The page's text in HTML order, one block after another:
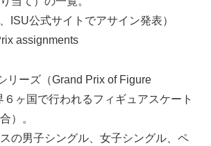
ISU公式サイトでアサイン発表）
assignments
リーズ（Grand Prix of Figure
ヶ国で行われるフィギュアスケート
）。
の男子シングル、女子シングル、ペ